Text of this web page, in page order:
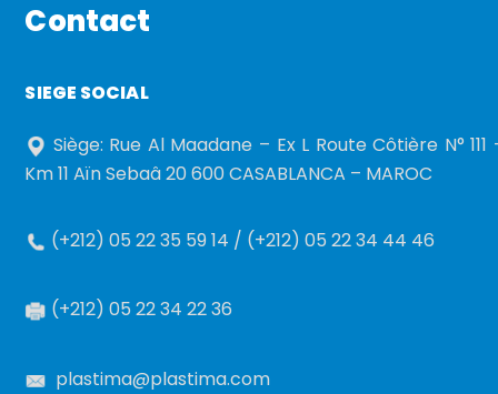
Contact
SIEGE SOCIAL
Siège: Rue Al Maadane – Ex L Route Côtière N° 111
Km 11 Aïn Sebaâ 20 600 CASABLANCA – MAROC
(+212) 05 22 35 59 14 / (+212) 05 22 34 44 46
(+212) 05 22 34 22 36
plastima@plastima.com